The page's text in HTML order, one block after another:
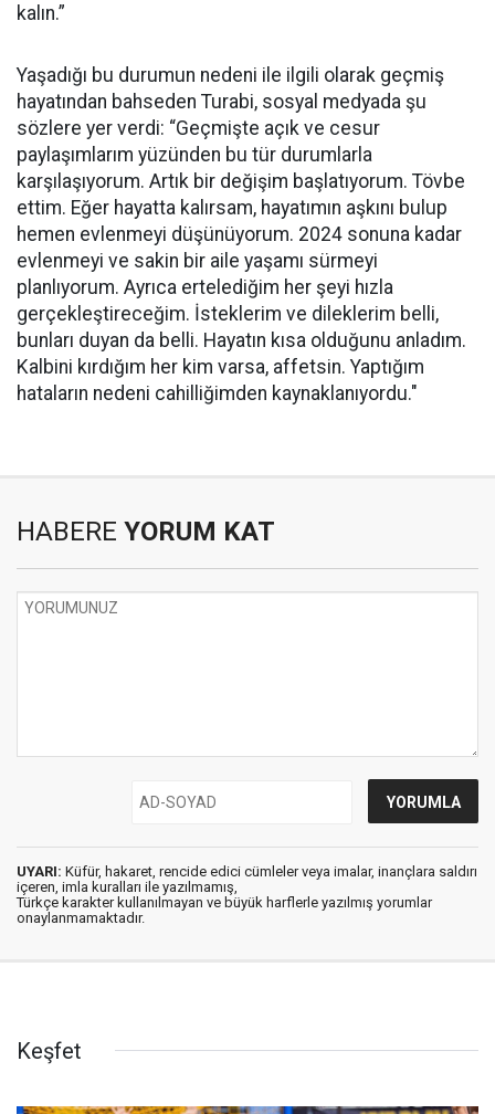
kalın.”
Yaşadığı bu durumun nedeni ile ilgili olarak geçmiş
hayatından bahseden Turabi, sosyal medyada şu
sözlere yer verdi: “Geçmişte açık ve cesur
paylaşımlarım yüzünden bu tür durumlarla
karşılaşıyorum. Artık bir değişim başlatıyorum. Tövbe
ettim. Eğer hayatta kalırsam, hayatımın aşkını bulup
hemen evlenmeyi düşünüyorum. 2024 sonuna kadar
evlenmeyi ve sakin bir aile yaşamı sürmeyi
planlıyorum. Ayrıca ertelediğim her şeyi hızla
gerçekleştireceğim. İsteklerim ve dileklerim belli,
bunları duyan da belli. Hayatın kısa olduğunu anladım.
Kalbini kırdığım her kim varsa, affetsin. Yaptığım
hataların nedeni cahilliğimden kaynaklanıyordu."
HABERE YORUM KAT
UYARI: Küfür, hakaret, rencide edici cümleler veya imalar, inançlara saldırı
içeren, imla kuralları ile yazılmamış,
Türkçe karakter kullanılmayan ve büyük harflerle yazılmış yorumlar
onaylanmamaktadır.
Keşfet